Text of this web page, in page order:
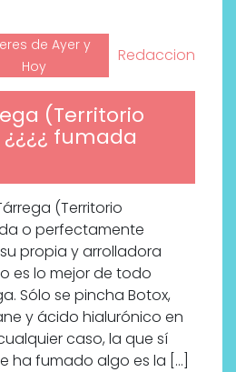
de Ayer y
Hoy
Redaccion
(Territorio
fumada
(Territorio
o perfectamente
propia y arrolladora
es lo mejor de todo
Sólo se pincha Botox,
y ácido hialurónico en
caso, la que sí
ha fumado algo es la […]